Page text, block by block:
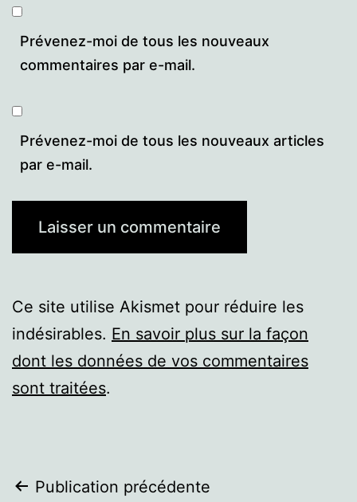
Prévenez-moi de tous les nouveaux
commentaires par e-mail.
Prévenez-moi de tous les nouveaux articles
par e-mail.
Ce site utilise Akismet pour réduire les
indésirables. En savoir plus sur la façon
dont les données de vos commentaires
sont traitées.
Navigation
Publication précédente